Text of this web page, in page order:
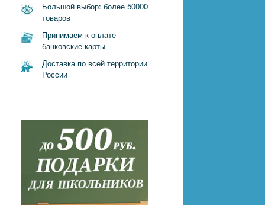
Большой выбор: более 50000
товаров
Принимаем к оплате
банковские карты
Доставка по всей территории
России